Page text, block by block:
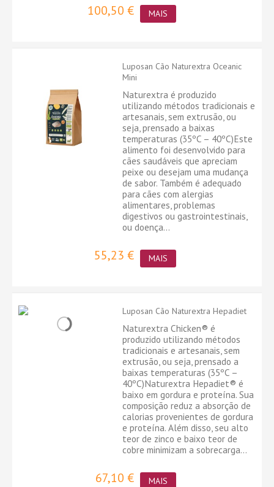
100,50 € MAIS
Luposan Cão Naturextra Oceanic
Mini
Naturextra é produzido
utilizando métodos tradicionais e
artesanais, sem extrusão, ou
seja, prensado a baixas
temperaturas (35ºC – 40ºC)Este
alimento foi desenvolvido para
cães saudáveis ​​que apreciam
peixe ou desejam uma mudança
de sabor. Também é adequado
para cães com alergias
alimentares, problemas
digestivos ou gastrointestinais,
ou doença...
55,23 € MAIS
Luposan Cão Naturextra Hepadiet
Naturextra Chicken® é
produzido utilizando métodos
tradicionais e artesanais, sem
extrusão, ou seja, prensado a
baixas temperaturas (35ºC –
40ºC)Naturextra Hepadiet® é
baixo em gordura e proteína. Sua
composição reduz a absorção de
calorias provenientes de gordura
e proteína. Além disso, seu alto
teor de zinco e baixo teor de
cobre minimizam a sobrecarga...
67,10 € MAIS